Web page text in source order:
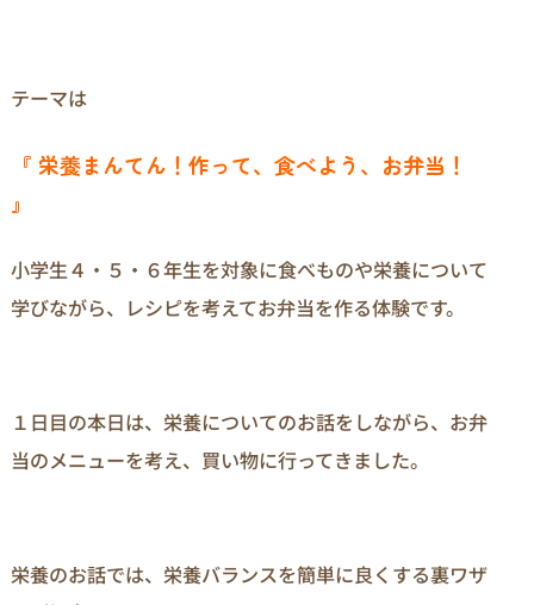
テーマは
『 栄養まんてん！作って、食べよう、お弁当！
』
小学生４・５・６年生を対象に食べものや栄養について
学びながら、レシピを考えてお弁当を作る体験です。
１日目の本日は、栄養についてのお話をしながら、お弁
当のメニューを考え、買い物に行ってきました。
栄養のお話では、栄養バランスを簡単に良くする裏ワザ